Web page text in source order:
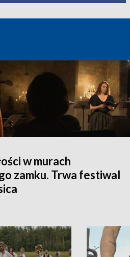
w murach
zamku. Trwa festiwal